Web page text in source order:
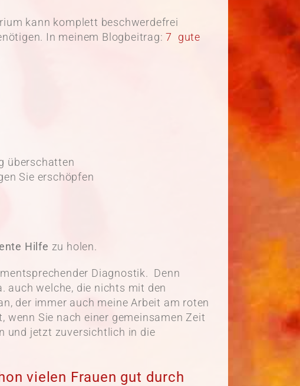
kann komplett beschwerdefrei
In meinem Blogbeitrag: 7 gute
überschatten
Sie erschöpfen
Hilfe zu holen.
Diagnostik. Denn
auch welche, die nichts mit den
der immer auch meine Arbeit am roten
wenn Sie nach einer gemeinsamen Zeit
und jetzt zuversichtlich in die
vielen Frauen gut durch